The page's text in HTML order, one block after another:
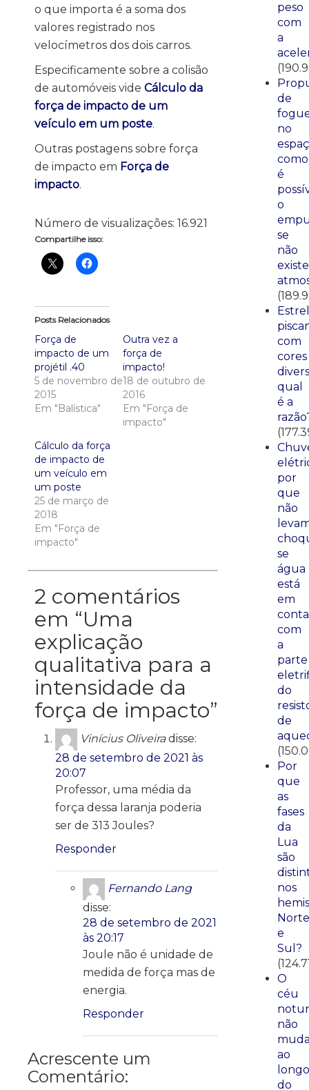
o que importa é a soma dos
valores registrado nos
velocímetros dos dois carros.
Especificamente sobre a colisão
de automóveis vide Cálculo da
força de impacto de um
veículo em um poste.
Outras postagens sobre força
de impacto em Força de
impacto.
Número de visualizações: 16.921
Compartilhe isso:
Posts Relacionados
Força de
impacto de um
projétil .40
5 de novembro de
2015
Em "Balística"
Outra vez a
força de
impacto!
18 de outubro de
2016
Em "Força de
impacto"
Cálculo da força
de impacto de
um veículo em
um poste
25 de março de
2018
Em "Força de
impacto"
2 comentários
em “Uma
explicação
qualitativa para a
intensidade da
força de impacto”
Vinícius Oliveira disse:
28 de setembro de 2021 às
20:07
Professor, uma média da
força dessa laranja poderia
ser de 313 Joules?
Responder
Fernando Lang
disse:
28 de setembro de 2021
às 20:17
Joule não é unidade de
medida de força mas de
energia.
Responder
Acrescente um
Comentário:
peso
com
a
de
no
como
é
o
se
não
existe
com
cores
qual
é a
por
que
não
se
água
está
em
com
a
parte
do
de
Por
que
as
fases
da
Lua
são
nos
Norte
e
Sul?
O
céu
não
ao
longo
do